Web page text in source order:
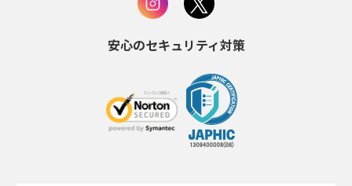
安心のセキュリティ対策